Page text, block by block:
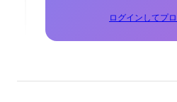
ログインしてプ